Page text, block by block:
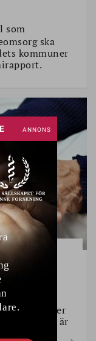
som
ska
kommuner
gå
decennier
Det är